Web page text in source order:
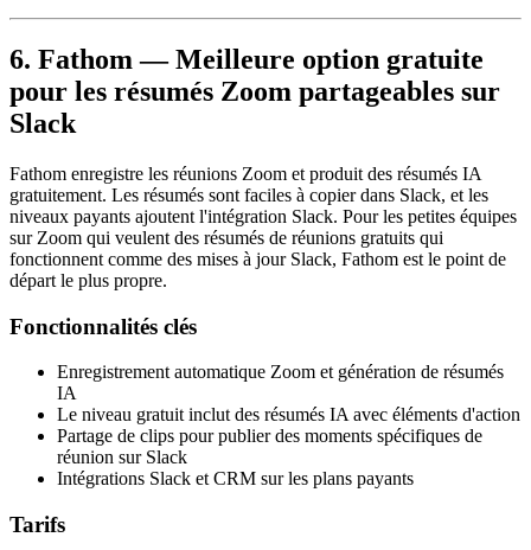
6. Fathom — Meilleure option gratuite
pour les résumés Zoom partageables sur
Slack
Fathom enregistre les réunions Zoom et produit des résumés IA
gratuitement. Les résumés sont faciles à copier dans Slack, et les
niveaux payants ajoutent l'intégration Slack. Pour les petites équipes
sur Zoom qui veulent des résumés de réunions gratuits qui
fonctionnent comme des mises à jour Slack, Fathom est le point de
départ le plus propre.
Fonctionnalités clés
Enregistrement automatique Zoom et génération de résumés
IA
Le niveau gratuit inclut des résumés IA avec éléments d'action
Partage de clips pour publier des moments spécifiques de
réunion sur Slack
Intégrations Slack et CRM sur les plans payants
Tarifs